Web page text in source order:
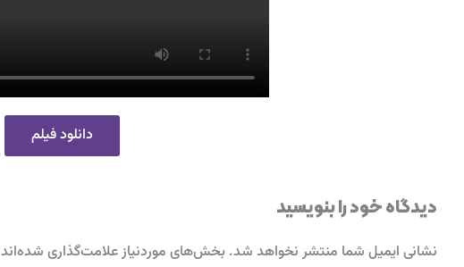
دانلود فیلم
دیدگاه‌ خود را بنویسید
نشانی ایمیل شما منتشر نخواهد شد. بخش‌های موردنیاز علامت‌گذاری شده‌اند